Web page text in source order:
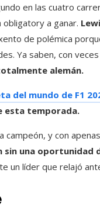
en las cuatro
a ganar.
de polémica
Ya saben, con
alemán.
del mundo de F1
esta temporada.
campeón, y con
sin una oportunidad
un líder que relajó